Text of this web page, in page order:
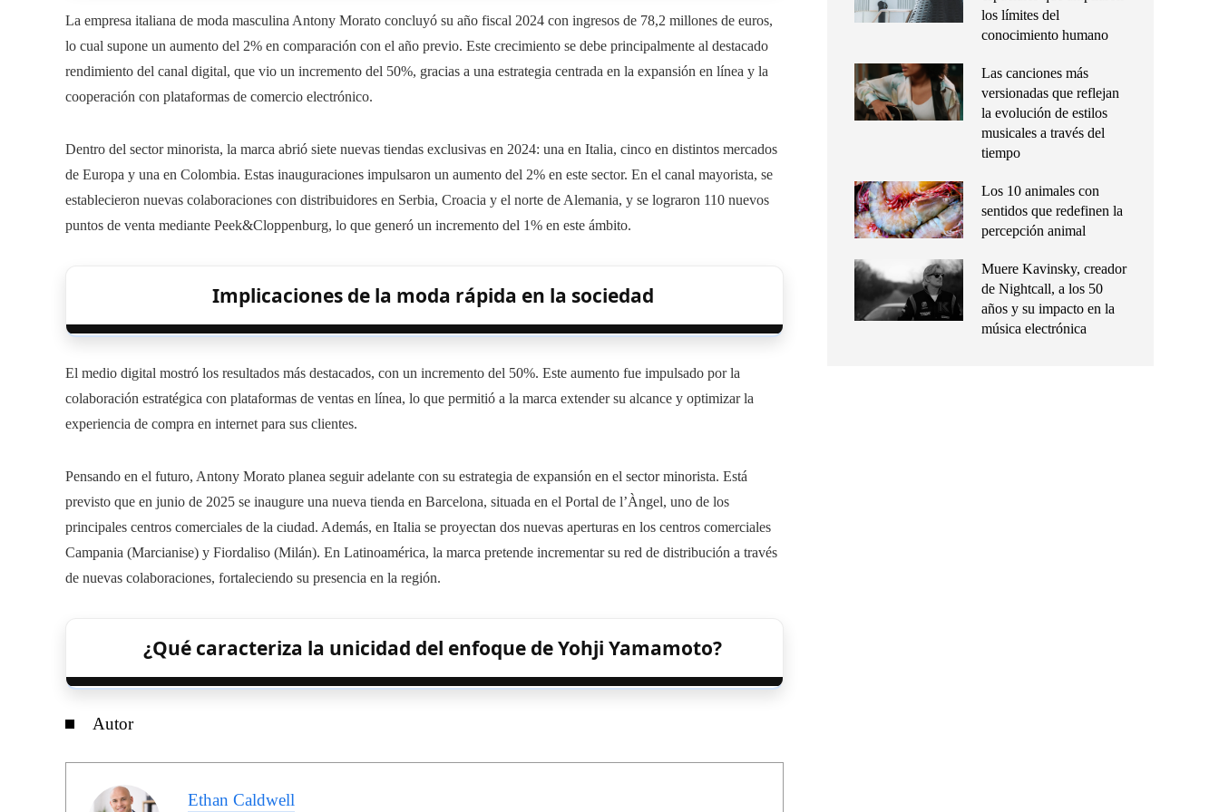
La empresa italiana de moda masculina Antony Morato concluyó su año fiscal 2024 con ingresos de 78,2 millones de euros,
lo cual supone un aumento del 2% en comparación con el año previo. Este crecimiento se debe principalmente al destacado
rendimiento del canal digital, que vio un incremento del 50%, gracias a una estrategia centrada en la expansión en línea y la
cooperación con plataformas de comercio electrónico.
Dentro del sector minorista, la marca abrió siete nuevas tiendas exclusivas en 2024: una en Italia, cinco en distintos mercados
de Europa y una en Colombia. Estas inauguraciones impulsaron un aumento del 2% en este sector. En el canal mayorista, se
establecieron nuevas colaboraciones con distribuidores en Serbia, Croacia y el norte de Alemania, y se lograron 110 nuevos
puntos de venta mediante Peek&Cloppenburg, lo que generó un incremento del 1% en este ámbito.
Implicaciones de la moda rápida en la sociedad
El medio digital mostró los resultados más destacados, con un incremento del 50%. Este aumento fue impulsado por la
colaboración estratégica con plataformas de ventas en línea, lo que permitió a la marca extender su alcance y optimizar la
experiencia de compra en internet para sus clientes.
Pensando en el futuro, Antony Morato planea seguir adelante con su estrategia de expansión en el sector minorista. Está
previsto que en junio de 2025 se inaugure una nueva tienda en Barcelona, situada en el Portal de l’Àngel, uno de los
principales centros comerciales de la ciudad. Además, en Italia se proyectan dos nuevas aperturas en los centros comerciales
Campania (Marcianise) y Fiordaliso (Milán). En Latinoamérica, la marca pretende incrementar su red de distribución a través
de nuevas colaboraciones, fortaleciendo su presencia en la región.
¿Qué caracteriza la unicidad del enfoque de Yohji Yamamoto?
Autor
Ethan Caldwell
los límites del
conocimiento humano
Las canciones más
versionadas que reflejan
la evolución de estilos
musicales a través del
tiempo
Los 10 animales con
sentidos que redefinen la
percepción animal
Muere Kavinsky, creador
de Nightcall, a los 50
años y su impacto en la
música electrónica